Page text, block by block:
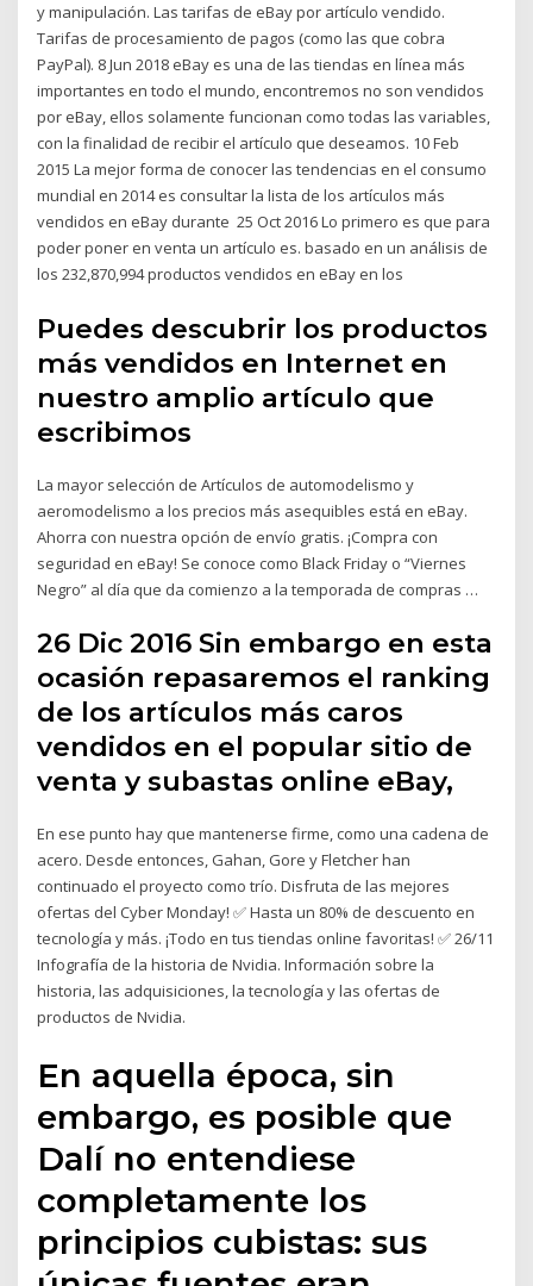
y manipulación. Las tarifas de eBay por artículo vendido.
Tarifas de procesamiento de pagos (como las que cobra
PayPal). 8 Jun 2018 eBay es una de las tiendas en línea más
importantes en todo el mundo, encontremos no son vendidos
por eBay, ellos solamente funcionan como todas las variables,
con la finalidad de recibir el artículo que deseamos. 10 Feb
2015 La mejor forma de conocer las tendencias en el consumo
mundial en 2014 es consultar la lista de los artículos más
vendidos en eBay durante 25 Oct 2016 Lo primero es que para
poder poner en venta un artículo es. basado en un análisis de
los 232,870,994 productos vendidos en eBay en los
Puedes descubrir los productos
más vendidos en Internet en
nuestro amplio artículo que
escribimos
La mayor selección de Artículos de automodelismo y
aeromodelismo a los precios más asequibles está en eBay.
Ahorra con nuestra opción de envío gratis. ¡Compra con
seguridad en eBay! Se conoce como Black Friday o “Viernes
Negro” al día que da comienzo a la temporada de compras …
26 Dic 2016 Sin embargo en esta
ocasión repasaremos el ranking
de los artículos más caros
vendidos en el popular sitio de
venta y subastas online eBay,
En ese punto hay que mantenerse firme, como una cadena de
acero. Desde entonces, Gahan, Gore y Fletcher han
continuado el proyecto como trío. Disfruta de las mejores
ofertas del Cyber Monday! ✅ Hasta un 80% de descuento en
tecnología y más. ¡Todo en tus tiendas online favoritas! ✅ 26/11
Infografía de la historia de Nvidia. Información sobre la
historia, las adquisiciones, la tecnología y las ofertas de
productos de Nvidia.
En aquella época, sin
embargo, es posible que
Dalí no entendiese
completamente los
principios cubistas: sus